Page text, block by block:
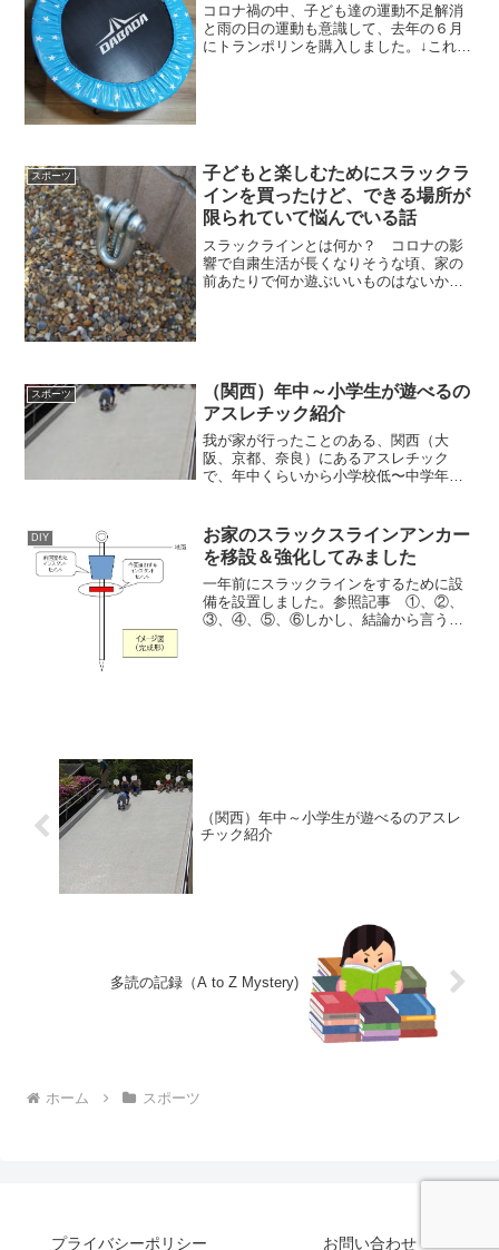
コロナ禍の中、子ども達の運動不足解消
と雨の日の運動も意識して、去年の６月
にトランポリンを購入しました。↓これ
スポーツ
子どもと楽しむためにスラックラ
インを買ったけど、できる場所が
限られていて悩んでいる話
スラックラインとは何か？ コロナの影
響で自粛生活が長くなりそうな頃、家の
前あたりで何か遊ぶいいものはないかと
スポーツ
（関西）年中～小学生が遊べるの
アスレチック紹介
我が家が行ったことのある、関西（大
阪、京都、奈良）にあるアスレチック
で、年中くらいから小学校低〜中学年く
が、楽しく遊べるところです。無料系ア
スレチックむろいけの森（大阪府...
DIY
お家のスラックスラインアンカー
を移設＆強化してみました
一年前にスラックラインをするために設
備を設置しました。参照記事 ①、②、
③、④、⑤、⑥しかし、結論から言うと
（関西）年中～小学生が遊べるのアスレ
チック紹介
多読の記録（A to Z Mystery)
ホーム スポーツ
プライバシーポリシー お問い合わせ